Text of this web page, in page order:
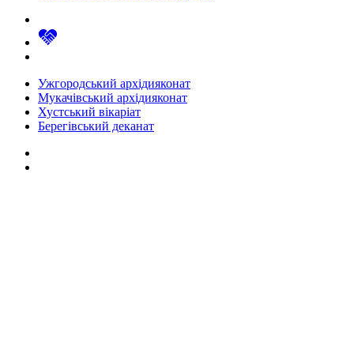
Ужгородський архідияконат
Мукачівський архідияконат
Хустський вікаріат
Берегівський деканат